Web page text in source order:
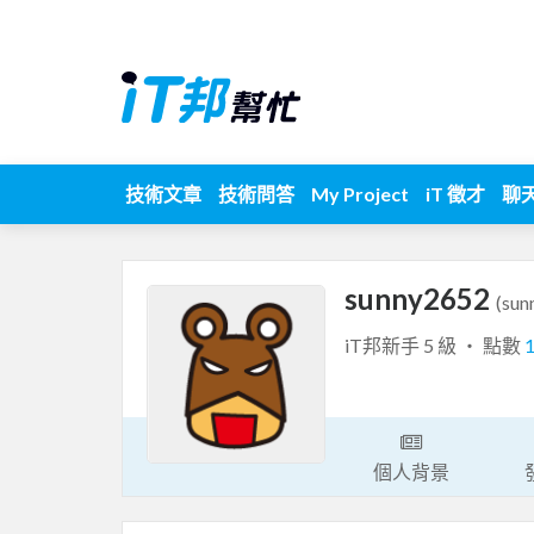
技術文章 技術問答 My Project iT 徵才 聊
sunny2652
iT邦新手 5 級 ‧ 點數
個人背景